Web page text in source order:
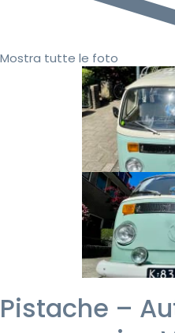
Mostra tutte le foto
Pistache –